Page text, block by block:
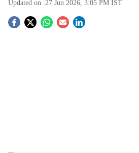
Updated on :27 Jun 2026, 3:05 PM IST
S